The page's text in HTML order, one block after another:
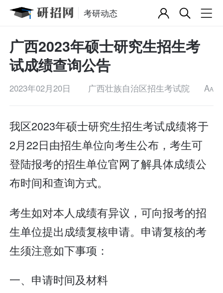
考研动态
广西2023年硕士研究生招生考
试成绩查询公告
2023年02月20日 广西壮族自治区招生考试院 AA
我区2023年硕士研究生招生考试成绩将于
2月22日由招生单位向考生公布，考生可
登陆报考的招生单位官网了解具体成绩公
布时间和查询方式。
考生如对本人成绩有异议，可向报考的招
生单位提出成绩复核申请。申请复核的考
生须注意如下事项：
一、申请时间及材料